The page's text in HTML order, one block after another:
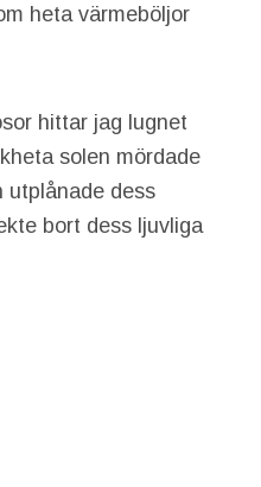
heta värmeböljor
hittar jag lugnet
solen mördade
utplånade dess
bort dess ljuvliga